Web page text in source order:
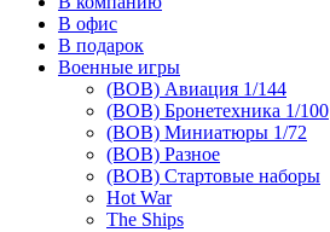
В офис
В подарок
Военные игры
(ВОВ) Авиация 1/144
(ВОВ) Бронетехника 1/100
(ВОВ) Миниатюры 1/72
(ВОВ) Разное
(ВОВ) Стартовые наборы
Hot War
The Ships